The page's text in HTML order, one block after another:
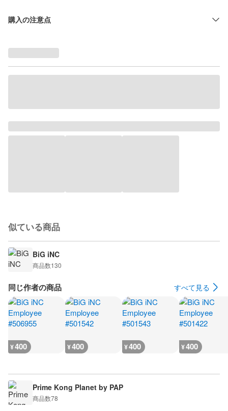
購入の注意点
似ている商品
BiG iNC
商品数130
同じ作者の商品 すべて見る
¥400 ¥400 ¥400 ¥400
Prime Kong Planet by PAP
商品数78